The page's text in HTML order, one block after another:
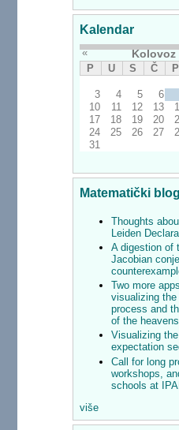
Kalendar
« Kolovoz
P
U S Č P
3
4 5 6
10
11 12 13
17
18 19 20
24
25 26 27
31
Matematički
Thoughts
Leiden
A digestion of
Jacobian
Two more
visualizing the
process and
of the heavens
Visualizing
expectation
Call for long
workshops,
schools at
više